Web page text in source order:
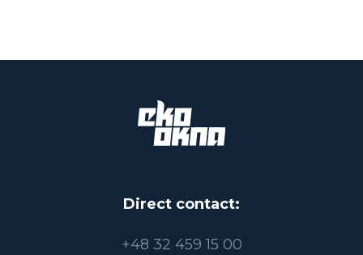
Direct contact:
+48 32 459 15 00